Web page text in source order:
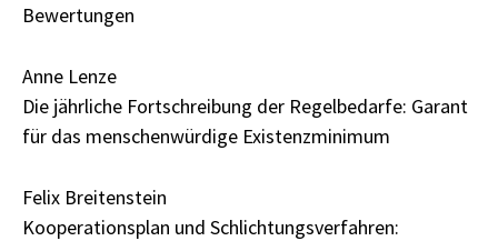
Bewertungen
Anne Lenze
Die jährliche Fortschreibung der Regelbedarfe: Garant
für das menschenwürdige Existenzminimum
Felix Breitenstein
Kooperationsplan und Schlichtungsverfahren: